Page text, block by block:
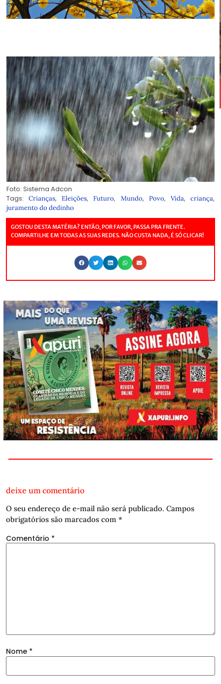
Foto: Sistema Adcon
Tags:Crianças,Eleições,Futuro, Mundo, Povo, Vida,criança,
juramento do dedinho
GOSTOU DESTA MATÉRIA? ENTÃO, POR FAVOR, PASSA PRA FRENTE.
COMPARTILHE EM TODAS AS SUAS REDES. NÃO CUSTA NADA, É SÓ CLICAR!
deixe um comentário
O seu endereço de e-mail não será publicado. Campos
obrigatórios são marcados com *
Comentário *
Nome *